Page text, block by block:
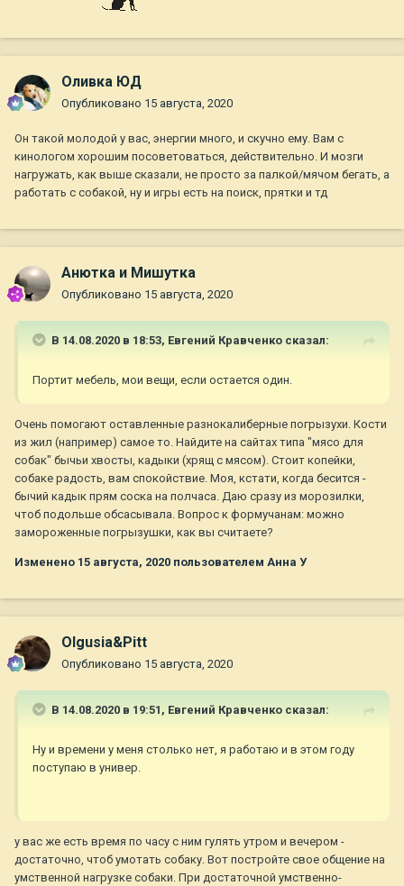
Оливка ЮД
Опубликовано 15 августа, 2020
Он такой молодой у вас, энергии много, и скучно ему. Вам с
кинологом хорошим посоветоваться, действительно. И мозги
нагружать, как выше сказали, не просто за палкой/мячом бегать, а
работать с собакой, ну и игры есть на поиск, прятки и тд
Анютка и Мишутка
Опубликовано 15 августа, 2020
В 14.08.2020 в 18:53, Евгений Кравченко сказал:
Портит мебель, мои вещи, если остается один.
Очень помогают оставленные разнокалиберные погрызухи. Кости
из жил (например) самое то. Найдите на сайтах типа "мясо для
собак" бычьи хвосты, кадыки (хрящ с мясом). Стоит копейки,
собаке радость, вам спокойствие. Моя, кстати, когда бесится -
бычий кадык прям соска на полчаса. Даю сразу из морозилки,
чтоб подольше обсасывала. Вопрос к формучанам: можно
замороженные погрызушки, как вы считаете?
Изменено 15 августа, 2020 пользователем Анна У
Olgusia&Pitt
Опубликовано 15 августа, 2020
В 14.08.2020 в 19:51, Евгений Кравченко сказал:
Ну и времени у меня столько нет, я работаю и в этом году
поступаю в универ.
у вас же есть время по часу с ним гулять утром и вечером -
достаточно, чтоб умотать собаку. Вот постройте свое общение на
умственной нагрузке собаки. При достаточной умственно-